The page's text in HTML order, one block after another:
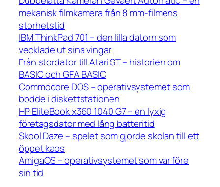
mekanisk filmkamera från 8 mm-filmens
storhetstid
IBM ThinkPad 701 – den lilla datorn som
vecklade ut sina vingar
Från stordator till Atari ST – historien om
BASIC och GFA BASIC
Commodore DOS – operativsystemet som
bodde i diskettstationen
HP EliteBook x360 1040 G7 – en lyxig
företagsdator med lång batteritid
Skool Daze – spelet som gjorde skolan till ett
öppet kaos
AmigaOS – operativsystemet som var före
sin tid